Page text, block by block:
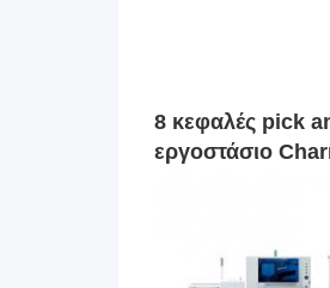
8 κεφαλές pick
εργοστάσιο